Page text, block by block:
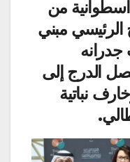
من
الرئيسي مبني
جدرانه
الدرج إلى
نباتية